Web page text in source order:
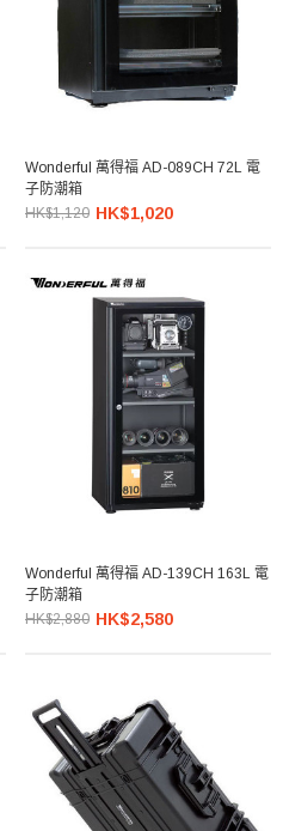
Wonderful 萬得福 AD-089CH 72L 電
子防潮箱
HK$1,120 HK$1,020
Wonderful 萬得福 AD-139CH 163L 電
子防潮箱
HK$2,880 HK$2,580